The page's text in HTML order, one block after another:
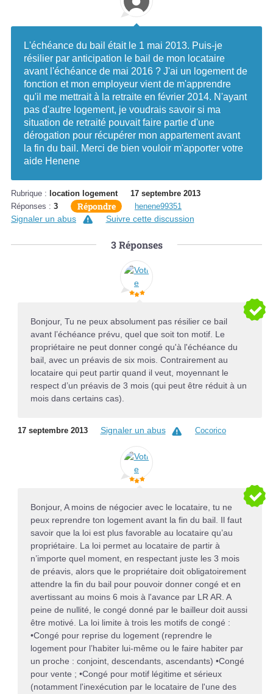
L'échéance du bail était le 1 mai 2013. Puis-je
résilier par anticipation le bail de mon locataire
avant l'échéance de mai 2016 ? J'ai un logement de
fonction et mon employeur vient de m'apprendre
qu'il me mettrait à la retraite en février 2014. N'ayant
pas d'autre logement, je voudrais savoir si ma
situation de retraité pouvait faire partie d'une
dérogation pour récupérer mon appartement avant
la fin du bail. Merci de bien vouloir m'apporter votre
aide Henene
Rubrique : location logement
17 septembre 2013
Réponses : 3 Répondre henene99351
Signaler un abus Suivre cette discussion
3Réponses
Bonjour, Tu ne peux absolument pas résilier ce bail
avant l’échéance prévu, quel que soit ton motif. Le
propriétaire ne peut donner congé qu'à l'échéance du
bail, avec un préavis de six mois. Contrairement au
locataire qui peut partir quand il veut, moyennant le
respect d’un préavis de 3 mois (qui peut être réduit à un
mois dans certains cas).
17 septembre 2013 Signaler un abus Cocorico
Bonjour, A moins de négocier avec le locataire, tu ne
peux reprendre ton logement avant la fin du bail. Il faut
savoir que la loi est plus favorable au locataire qu’au
propriétaire. La loi permet au locataire de partir à
n’importe quel moment, en respectant juste les 3 mois
de préavis, alors que le propriétaire doit obligatoirement
attendre la fin du bail pour pouvoir donner congé et en
avertissant au moins 6 mois à l'avance par LR AR. A
peine de nullité, le congé donné par le bailleur doit aussi
être motivé. La loi limite à trois les motifs de congé :
•Congé pour reprise du logement (reprendre le
logement pour l’habiter lui-même ou le faire habiter par
un proche : conjoint, descendants, ascendants) •Congé
pour vente ; •Congé pour motif légitime et sérieux
(notamment l'inexécution par le locataire de l'une des